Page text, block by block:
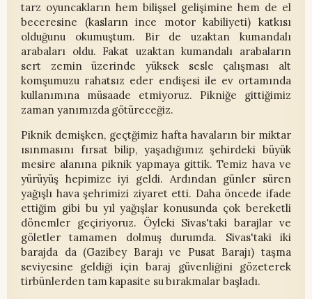
tarz oyuncakların hem bilişsel gelişimine hem de el
beceresine (kasların ince motor kabiliyeti) katkısı
olduğunu okumuştum. Bir de uzaktan kumandalı
arabaları oldu. Fakat uzaktan kumandalı arabaların
sert zemin üzerinde yüksek sesle çalışması alt
komşumuzu rahatsız eder endişesi ile ev ortamında
kullanımına müsaade etmiyoruz. Pikniğe gittiğimiz
zaman yanımızda götüreceğiz.
Piknik demişken, geçtğimiz hafta havaların bir miktar
ısınmasını fırsat bilip, yaşadığımız şehirdeki büyük
mesire alanına piknik yapmaya gittik. Temiz hava ve
yürüyüş hepimize iyi geldi. Ardından günler süren
yağışlı hava şehrimizi ziyaret etti. Daha öncede ifade
ettiğim gibi bu yıl yağışlar konusunda çok bereketli
dönemler geçiriyoruz. Öyleki Sivas'taki barajlar ve
göletler tamamen dolmuş durumda. Sivas'taki iki
barajda da (Gazibey Barajı ve Pusat Barajı) taşma
seviyesine geldiği için baraj güvenliğini gözeterek
tirbünlerden tam kapasite su bırakmalar başladı.